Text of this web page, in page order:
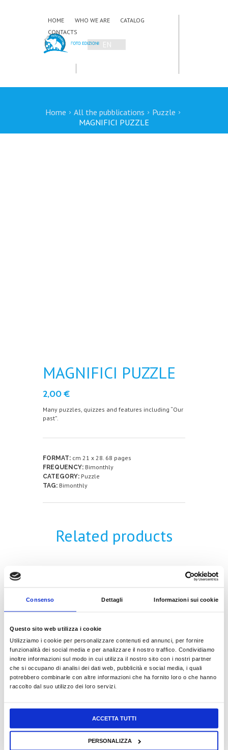
Consenso Dettagli Informazioni sui cookie
Questo sito web utilizza i cookie
Utilizziamo i cookie per personalizzare contenuti ed annunci, per fornire
funzionalità dei social media e per analizzare il nostro traffico. Condividiamo
inoltre informazioni sul modo in cui utilizza il nostro sito con i nostri partner
che si occupano di analisi dei dati web, pubblicità e social media, i quali
potrebbero combinarle con altre informazioni che ha fornito loro o che hanno
raccolto dal suo utilizzo dei loro servizi.
ACCETTA TUTTI
PERSONALIZZA
HOME WHO WE ARE
CATALOG
CONTACTS
EN
Home All the pubblications
Puzzle
MAGNIFICI PUZZLE
MAGNIFICI PUZZLE
2,00€
Many puzzles, quizzes and features including “Our
past”.
FORMAT: cm 21 x 28. 68 pages
FREQUENCY: Bimonthly
CATEGORY: Puzzle
TAG: Bimonthly
Related products
4,50
READ MORE
1,50€